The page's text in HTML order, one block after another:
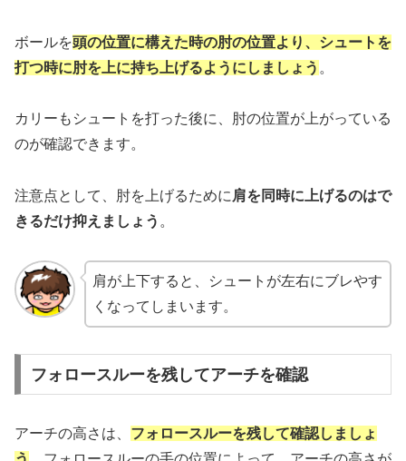
ボールを頭の位置に構えた時の肘の位置より、シュートを
打つ時に肘を上に持ち上げるようにしましょう 。
カリーもシュートを打った後に、肘の位置が上がっている
のが確認できます。
注意点として、肘を上げるために 肩を同時に上げるのはで
きるだけ抑えましょう 。
肩が上下すると、シュートが左右にブレやす
くなってしまいます。
フォロースルーを残してアーチを確認
アーチの高さは、 フォロースルーを残して確認しましょ